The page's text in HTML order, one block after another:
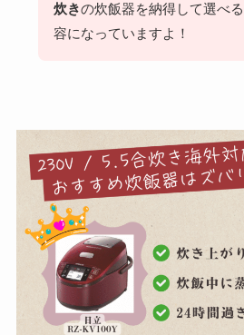
炊きの炊飯器を納得して選べ
容になっていますよ！